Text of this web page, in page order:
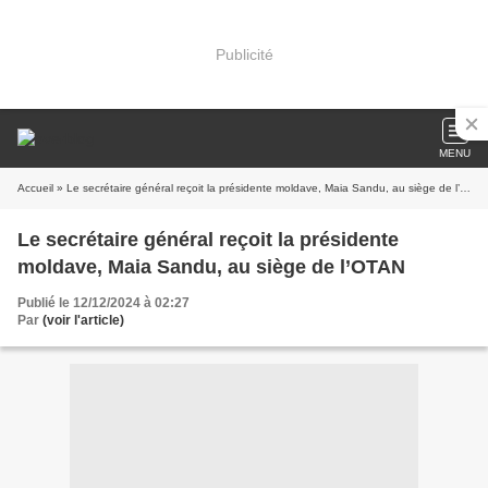
Publicité
MENU
Accueil » Le secrétaire général reçoit la présidente moldave, Maia Sandu, au siège de l’OTAN
Le secrétaire général reçoit la présidente
moldave, Maia Sandu, au siège de l’OTAN
Publié le 12/12/2024 à 02:27
Par (voir l'article)